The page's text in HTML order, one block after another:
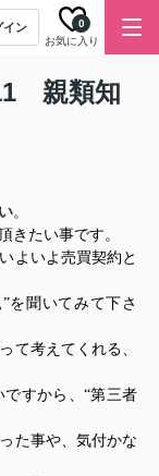
イン
お気に入り
0
親類知
。
きたい事です。
よいよ売買契約と
を聞いてみて下さ
て考えてくれる、
すから、“第三者
た事や、気付かな